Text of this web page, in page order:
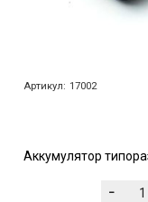
Артикул: 17002
Аккумулятор